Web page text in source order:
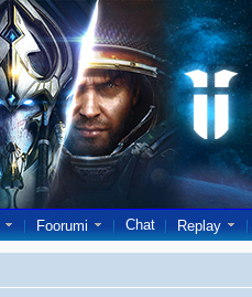
Foorumi Chat Replay